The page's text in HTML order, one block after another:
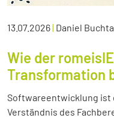
13.07.2026| Daniel Buchta
Wie der
Transformation
Softwareentwicklung ist
Verständnis des